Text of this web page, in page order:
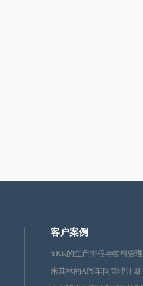
客户案例
YKK的生产排程与物料管理
米其林的APS车间管理计划